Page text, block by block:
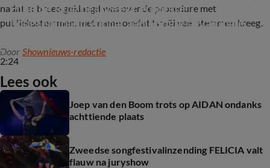
nadat er breed geklaagd was over de procedure met
publieksstemmen, met name omdat Israël veel stemmen kreeg.
2:24
Eline de Ruig bespreekt grootste
hoogtepunten vooraf aan Songfestivalfinale
Door Shownieuws-redactie
Lees ook
Joep van den Boom trots op AIDAN ondanks
achttiende plaats
Zweedse songfestivalinzending FELICIA valt
flauw na juryshow